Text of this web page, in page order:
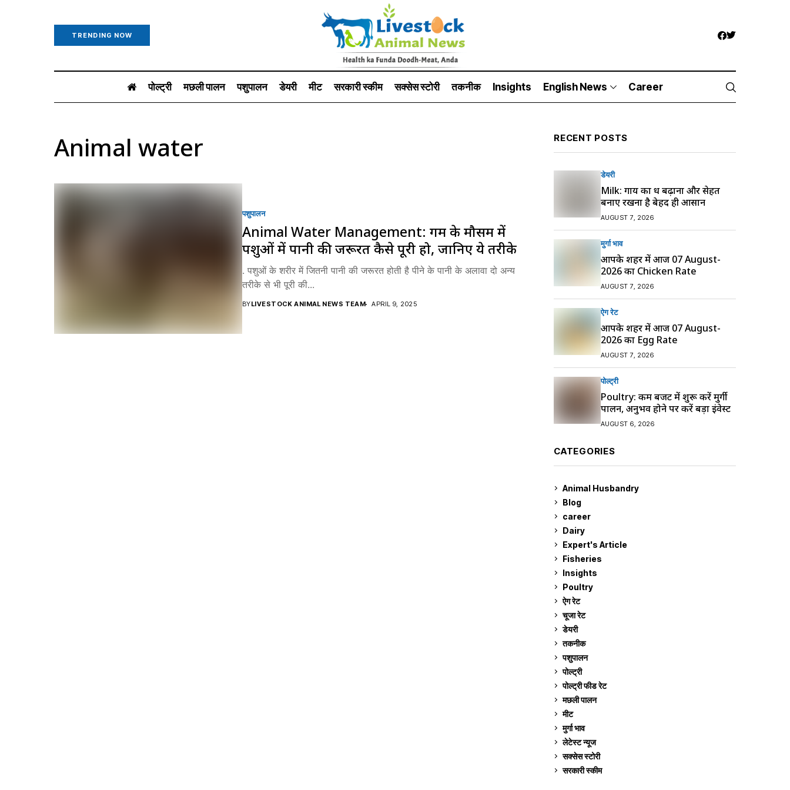
TRENDING NOW
पोल्ट्री मछली पालन पशुपालन डेयरी मीट सरकारी स्की‍म सक्सेस स्टो‍री तकनीक Insights English News Career
Animal water
पशुपालन
Animal Water Management: गर्मी के मौसम में
पशुओं में पानी की जरूरत कैसे पूरी हो, जानिए ये तरीके
. पशुओं के शरीर में जितनी पानी की जरूरत होती है पीने के पानी के अलावा दो अन्य
तरीके से भी पूरी की...
BYLIVESTOCK ANIMAL NEWS TEAM APRIL 9, 2025
RECENT POSTS
डेयरी
Milk: गाय का दूध बढ़ाना और सेहत
बनाए रखना है बेहद ही आसान
AUGUST 7, 2026
मुर्गा भाव
आपके शहर में आज 07 August-
2026 का Chicken Rate
AUGUST 7, 2026
ऐग रेट
आपके शहर में आज 07 August-
2026 का Egg Rate
AUGUST 7, 2026
पोल्ट्री
Poultry: कम बजट में शुरू करें मुर्गी
पालन, अनुभव होने पर करें बड़ा इंवेस्ट
AUGUST 6, 2026
CATEGORIES
Animal Husbandry
Blog
career
Dairy
Expert's Article
Fisheries
Insights
Poultry
ऐग रेट
चूजा रेट
डेयरी
तकनीक
पशुपालन
पोल्ट्री
पोल्ट्री फीड रेट
मछली पालन
मीट
मुर्गा भाव
लेटेस्ट न्यूज
सक्सेस स्टो‍री
सरकारी स्की‍म